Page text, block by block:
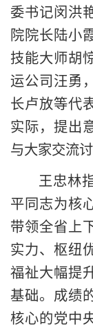
委书记闵洪
院院长陆小
技能大师胡
运公司汪勇
长卢放等代
实际，提出
与大家交流
王忠林
平同志为核
带领全省上
实力、枢纽
福祉大幅提
基础。成绩
核心的党中